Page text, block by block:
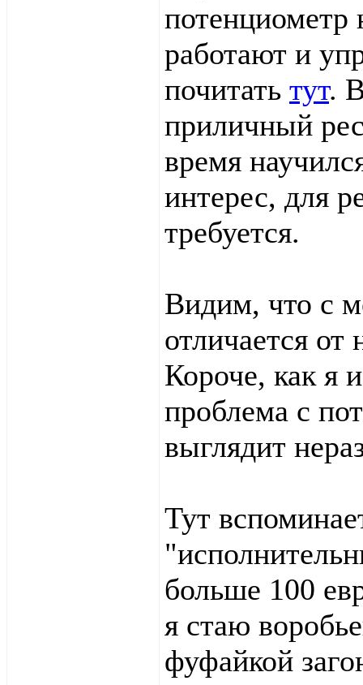
потенциометр
работают и
почитать тут.
приличный
время
интерес, для
требуется.
Видим, что с
отличается от
Короче, как я
проблема с
выглядит
Тут
больше 100
я стаю
фуфайкой